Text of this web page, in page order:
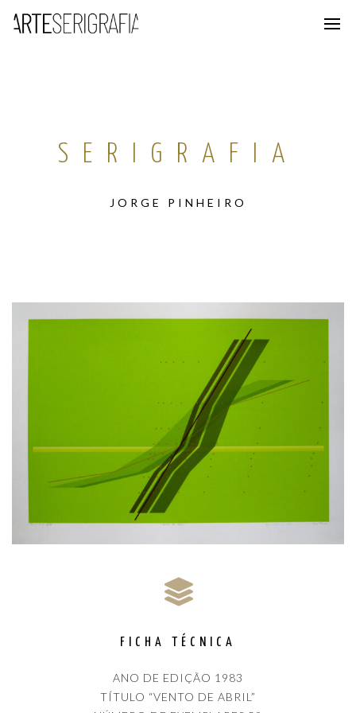
SERIGRAFIA
JORGE PINHEIRO
FICHA TÉCNICA
ANO DE EDIÇÃO 1983
TÍTULO “VENTO DE ABRIL”